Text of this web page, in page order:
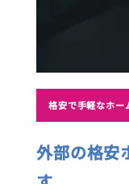
格安で手軽なホー
外部の格安